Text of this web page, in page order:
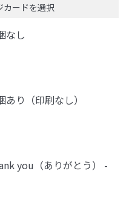
カードを選択
なし
り（印刷なし）
you（ありがとう） -